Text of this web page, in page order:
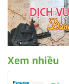
Xem nhiều